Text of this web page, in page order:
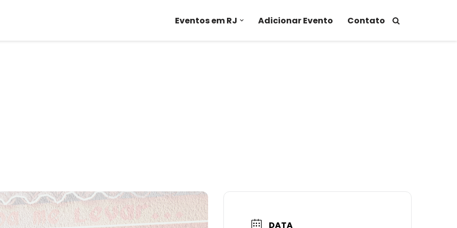
Eventos em RJ Adicionar Evento Contato
DATA